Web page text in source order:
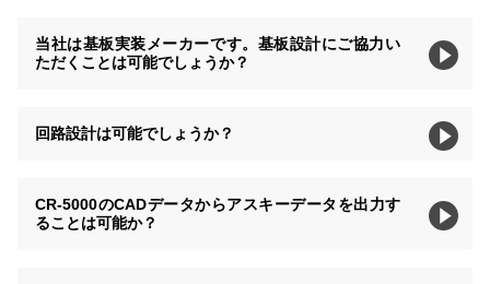
当社は基板実装メーカーです。基板設計にご協力い
ただくことは可能でしょうか？
回路設計は可能でしょうか？
CR-5000のCADデータからアスキーデータを出力す
ることは可能か？